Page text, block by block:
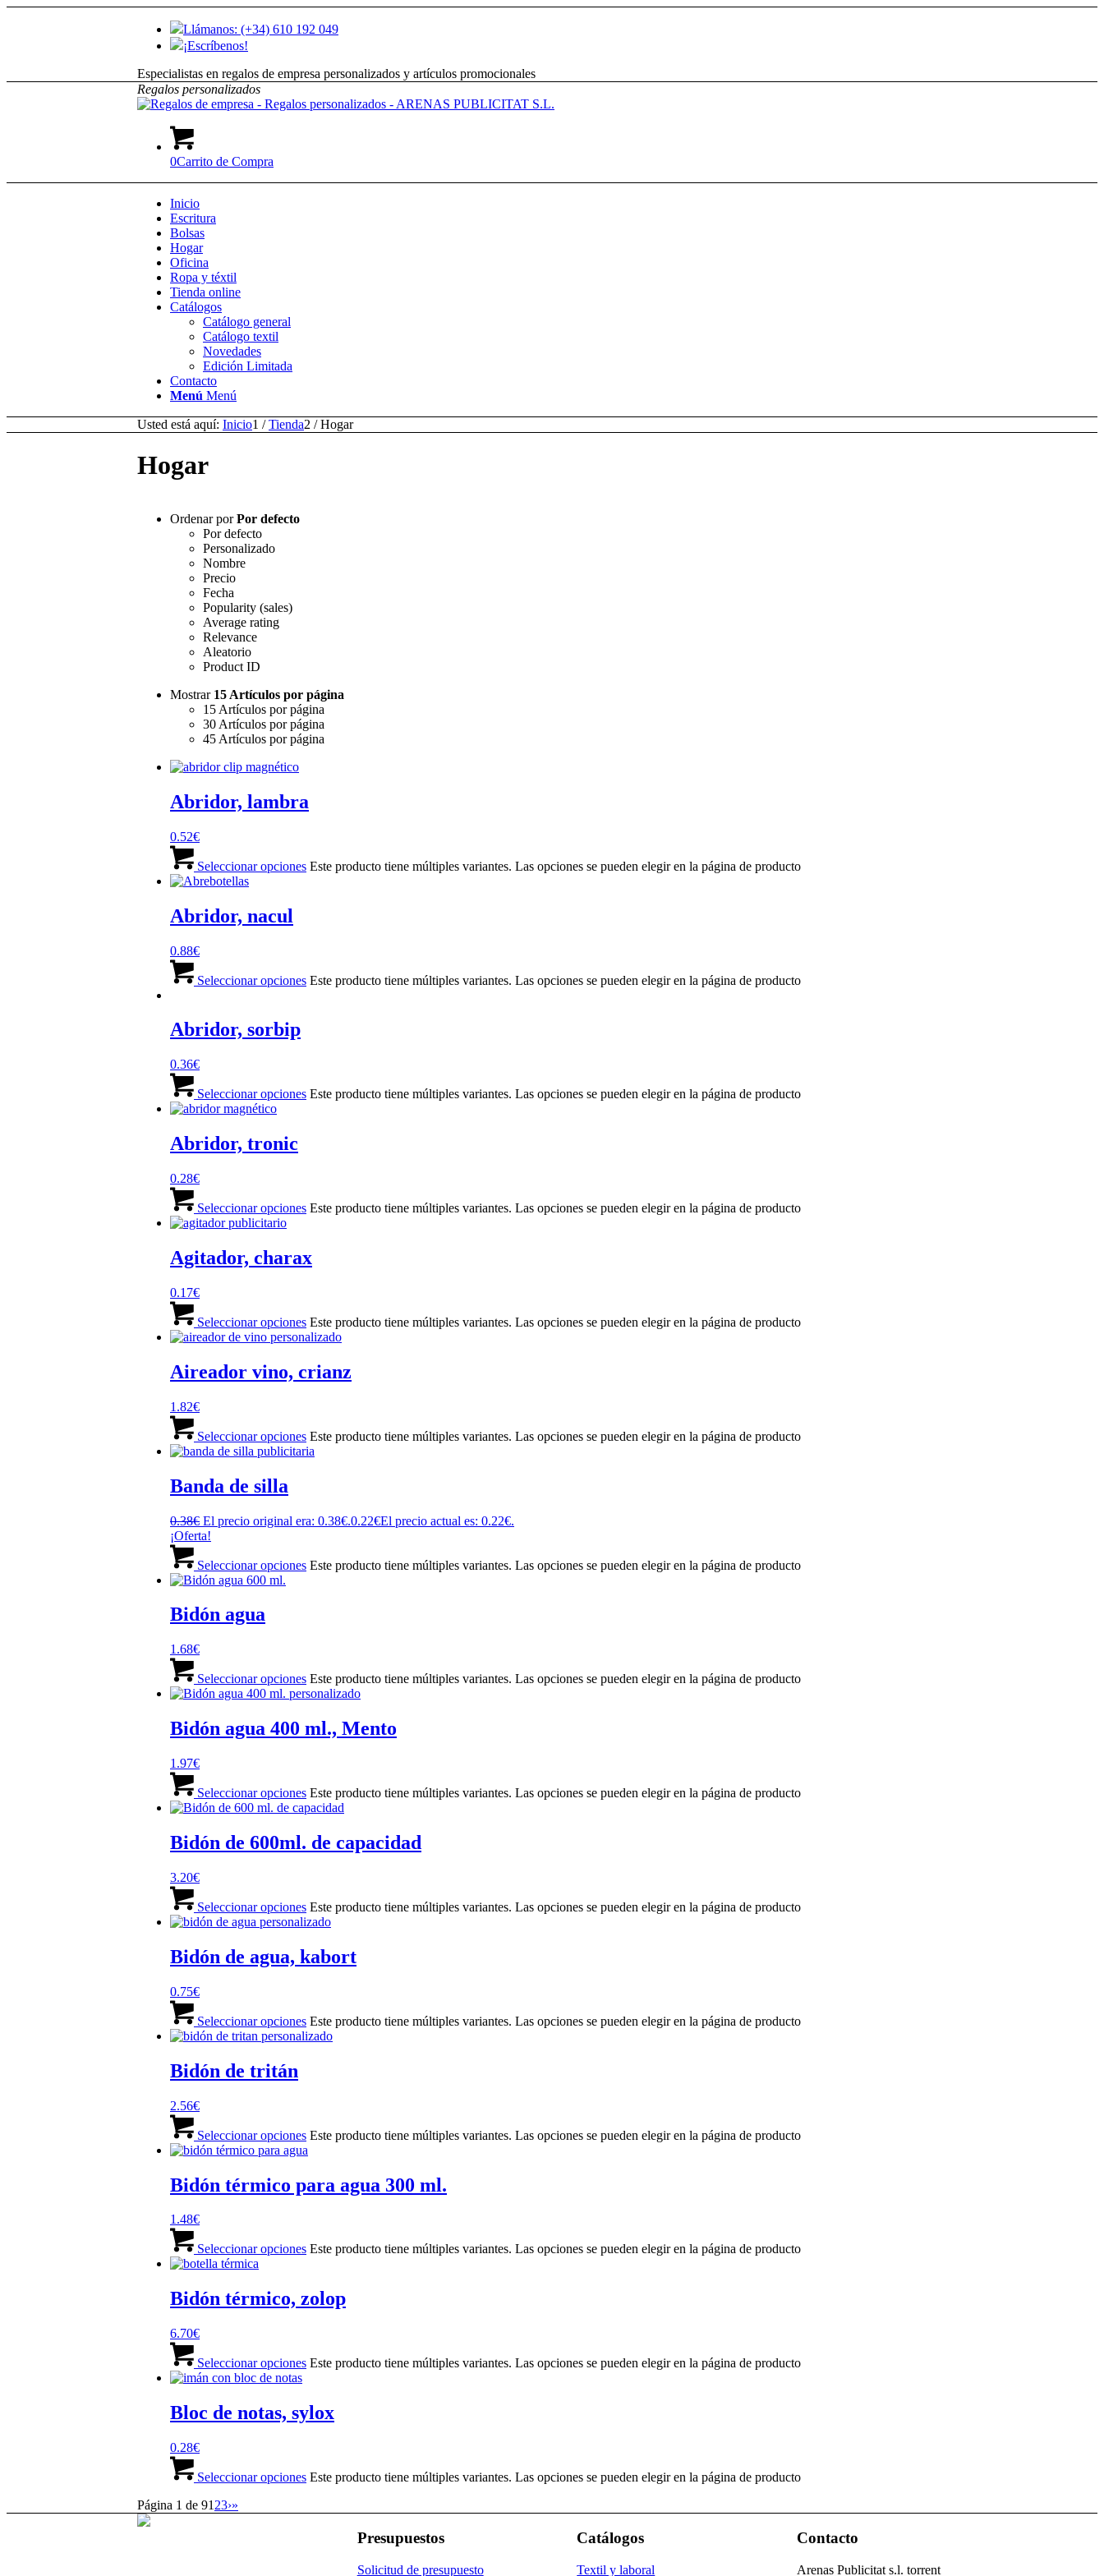
Llámanos: (+34) 610 192 049
¡Escríbenos!
Especialistas en regalos de empresa personalizados y artículos promocionales
Regalos personalizados
0Carrito de Compra
Inicio
Escritura
Bolsas
Hogar
Oficina
Ropa y téxtil
Tienda online
Catálogos
Catálogo general
Catálogo textil
Novedades
Edición Limitada
Contacto
Menú Menú
Usted está aquí: Inicio1 / Tienda2 / Hogar
Hogar
Ordenar porPor defecto
Por defecto
Personalizado
Nombre
Precio
Fecha
Popularity (sales)
Average rating
Relevance
Aleatorio
Product ID
Mostrar 15 Artículos por página
15 Artículos por página
30 Artículos por página
45 Artículos por página
Abridor, lambra
0.52€
Seleccionar opciones Este producto tiene múltiples variantes. Las opciones se pueden elegir en la página de producto
Abridor, nacul
0.88€
Seleccionar opciones Este producto tiene múltiples variantes. Las opciones se pueden elegir en la página de producto
Abridor, sorbip
0.36€
Seleccionar opciones Este producto tiene múltiples variantes. Las opciones se pueden elegir en la página de producto
Abridor, tronic
0.28€
Seleccionar opciones Este producto tiene múltiples variantes. Las opciones se pueden elegir en la página de producto
Agitador, charax
0.17€
Seleccionar opciones Este producto tiene múltiples variantes. Las opciones se pueden elegir en la página de producto
Aireador vino, crianz
1.82€
Seleccionar opciones Este producto tiene múltiples variantes. Las opciones se pueden elegir en la página de producto
Banda de silla
0.38€ El precio original era: 0.38€.0.22€El precio actual es: 0.22€.
¡Oferta!
Seleccionar opciones Este producto tiene múltiples variantes. Las opciones se pueden elegir en la página de producto
Bidón agua
1.68€
Seleccionar opciones Este producto tiene múltiples variantes. Las opciones se pueden elegir en la página de producto
Bidón agua 400 ml., Mento
1.97€
Seleccionar opciones Este producto tiene múltiples variantes. Las opciones se pueden elegir en la página de producto
Bidón de 600ml. de capacidad
3.20€
Seleccionar opciones Este producto tiene múltiples variantes. Las opciones se pueden elegir en la página de producto
Bidón de agua, kabort
0.75€
Seleccionar opciones Este producto tiene múltiples variantes. Las opciones se pueden elegir en la página de producto
Bidón de tritán
2.56€
Seleccionar opciones Este producto tiene múltiples variantes. Las opciones se pueden elegir en la página de producto
Bidón térmico para agua 300 ml.
1.48€
Seleccionar opciones Este producto tiene múltiples variantes. Las opciones se pueden elegir en la página de producto
Bidón térmico, zolop
6.70€
Seleccionar opciones Este producto tiene múltiples variantes. Las opciones se pueden elegir en la página de producto
Bloc de notas, sylox
0.28€
Seleccionar opciones Este producto tiene múltiples variantes. Las opciones se pueden elegir en la página de producto
Página 1 de 91 23›»
Presupuestos
Solicitud de presupuesto
Catálogos
Textil y laboral
Contacto
Arenas Publicitat s.l. torrent